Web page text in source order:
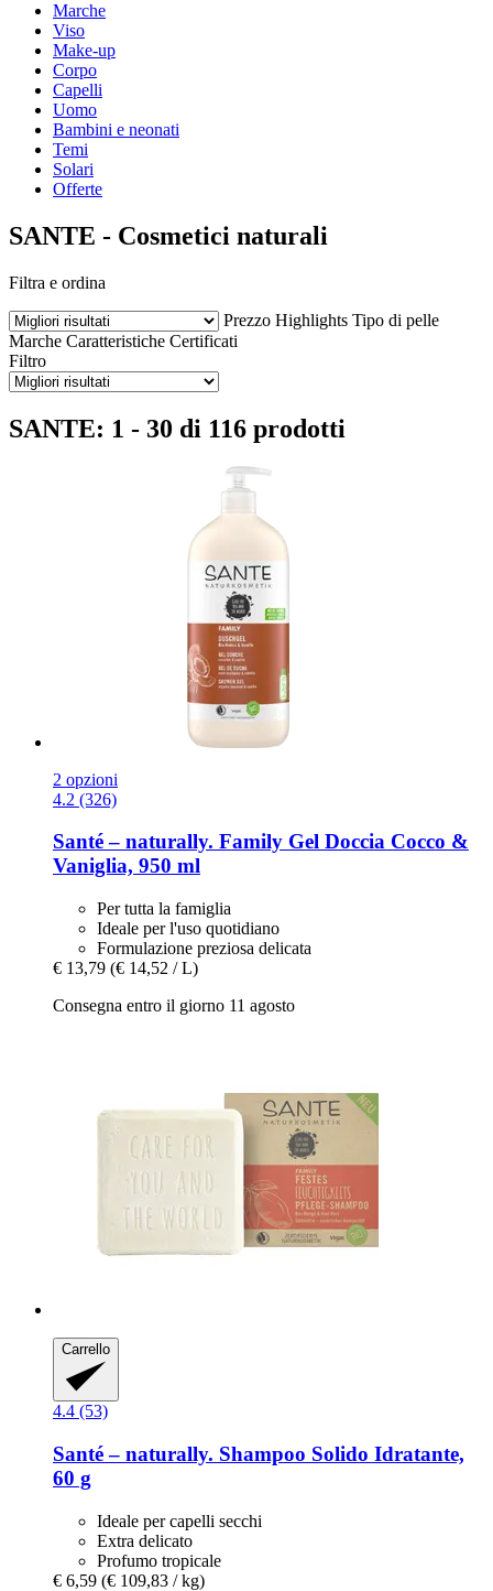
Marche
Viso
Make-up
Corpo
Capelli
Uomo
Bambini e neonati
Temi
Solari
Offerte
SANTE - Cosmetici naturali
Filtra e ordina
Prezzo Highlights Tipo di pelle
Marche Caratteristiche Certificati
Filtro
SANTE: 1 - 30 di 116 prodotti
2 opzioni
4.2 (326)
Santé – naturally. Family Gel Doccia Cocco &
Vaniglia, 950 ml
Per tutta la famiglia
Ideale per l'uso quotidiano
Formulazione preziosa delicata
€ 13,79 (€ 14,52 / L)
Consegna entro il giorno 11 agosto
Carrello
4.4 (53)
Santé – naturally. Shampoo Solido Idratante,
60 g
Ideale per capelli secchi
Extra delicato
Profumo tropicale
€ 6,59 (€ 109,83 / kg)